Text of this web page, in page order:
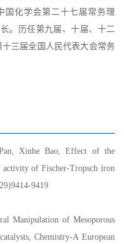
国化学会第二十七届常务理
。历任第九届、十届、十二
三届全国人民代表大会常务
Xinhe Bao, Effect of the
activity of Fischer-Tropsch iron
9419
Manipulation of Mesoporous
Chemistry-A European